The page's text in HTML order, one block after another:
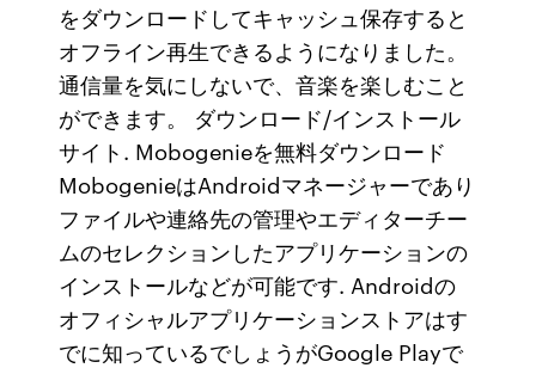
をダウンロードしてキャッシュ保存すると
オフライン再生できるようになりました。
通信量を気にしないで、音楽を楽しむこと
ができます。 ダウンロード/インストール
サイト. Mobogenieを無料ダウンロード
MobogenieはAndroidマネージャーであり
ファイルや連絡先の管理やエディターチー
ムのセレクションしたアプリケーションの
インストールなどが可能です. Androidの
オフィシャルアプリケーションストアはす
でに知っているでしょうがGoogle Playで